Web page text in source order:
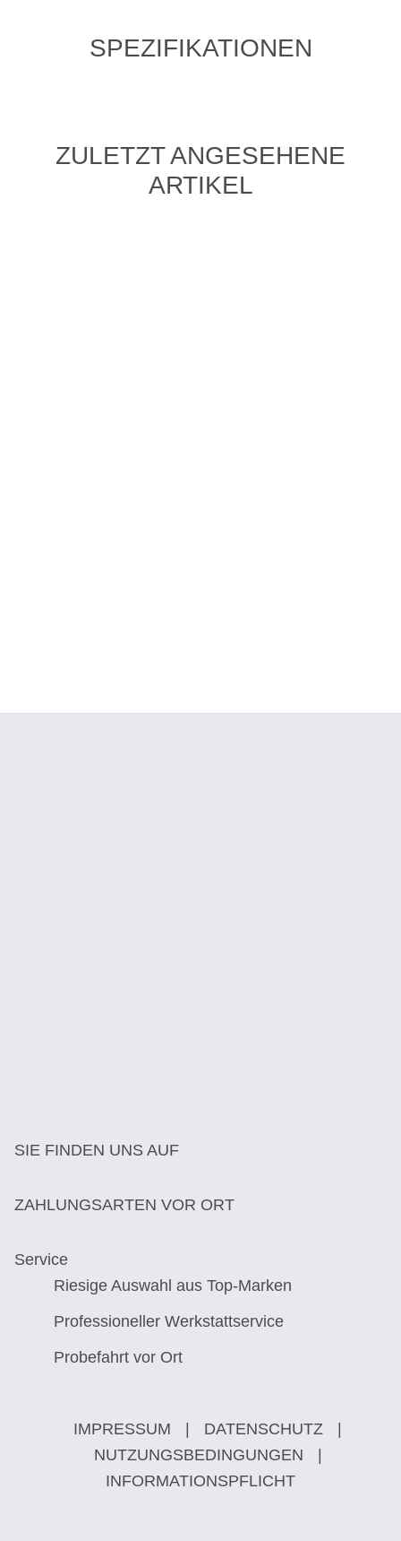
SPEZIFIKATIONEN
ZULETZT ANGESEHENE
ARTIKEL
SIE FINDEN UNS AUF
ZAHLUNGSARTEN VOR ORT
Service
Riesige Auswahl aus Top-Marken
Professioneller Werkstattservice
Probefahrt vor Ort
IMPRESSUM DATENSCHUTZ
NUTZUNGSBEDINGUNGEN
INFORMATIONSPFLICHT